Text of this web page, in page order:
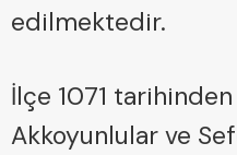
edilmektedir.
İlçe 1071
Akkoyunlular ve